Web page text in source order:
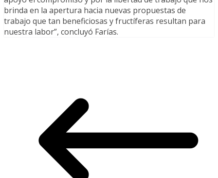
brinda en la apertura hacia nuevas propuestas de
trabajo que tan beneficiosas y fructíferas resultan para
nuestra labor”, concluyó Farías.